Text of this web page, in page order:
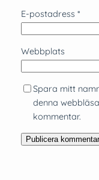
E-postadress *
Webbplats
Spara mitt
denna
kommentar.